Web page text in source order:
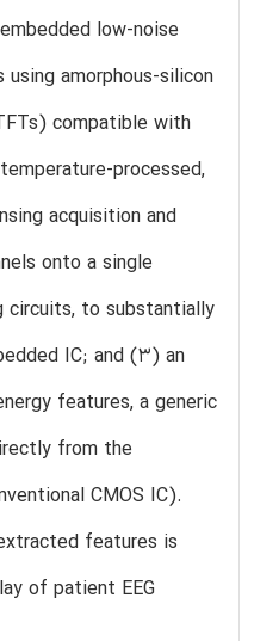
low-noise
amorphous-silicon
compatible with
processed,
acquisition and
onto a single
circuits, to substantially
IC; and (3) an
features, a generic
from the
CMOS IC).
features is
of patient EEG